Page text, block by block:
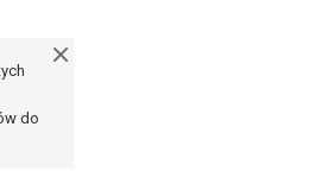
do